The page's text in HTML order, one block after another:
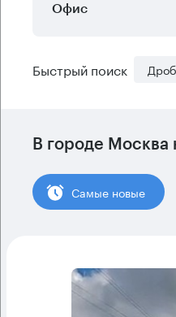
Офис
Быстрый поиск
В городе Москва
Cамые новые